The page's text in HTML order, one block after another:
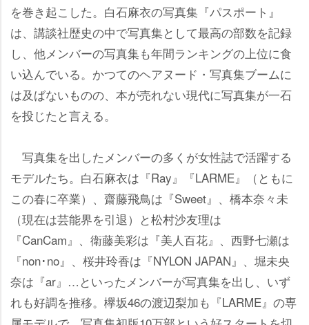
を巻き起こした。白石麻衣の写真集『パスポート』
は、講談社歴史の中で写真集として最高の部数を記録
し、他メンバーの写真集も年間ランキングの上位に食
い込んでいる。かつてのヘアヌード・写真集ブームに
は及ばないものの、本が売れない現代に写真集が一石
を投じたと言える。
写真集を出したメンバーの多くが女性誌で活躍する
モデルたち。白石麻衣は『Ray』『LARME』（ともに
この春に卒業）、齋藤飛鳥は『Sweet』、橋本奈々未
（現在は芸能界を引退）と松村沙友理は
『CanCam』、衛藤美彩は『美人百花』、西野七瀬は
『non･no』、桜井玲香は『NYLON JAPAN』、堀未央
奈は『ar』…といったメンバーが写真集を出し、いず
れも好調を推移。欅坂46の渡辺梨加も『LARME』の専